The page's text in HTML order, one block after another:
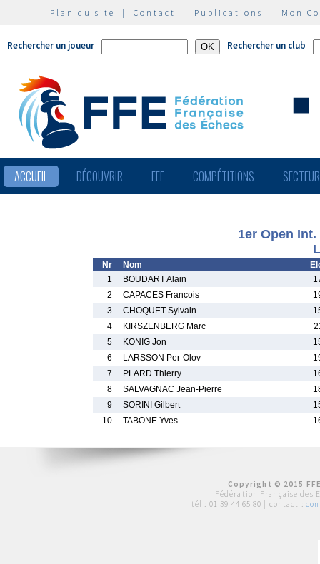
Plan du site | Contact | Publications | Mon
Rechercher un joueur Rechercher un club
ACCUEIL DÉCOUVRIR FFE COMPÉTITIONS
1er Open
Nr Nom
1
BOUDART Alain
2
CAPACES Francois
3
CHOQUET Sylvain
4
KIRSZENBERG Marc
5
KONIG Jon
6
LARSSON Per-Olov
7
PLARD Thierry
8
SALVAGNAC Jean-Pierre
9
SORINI Gilbert
10
TABONE Yves
Copyright © 2015
Fédération Française des
tél : 01 39 44 65 80 | contact :